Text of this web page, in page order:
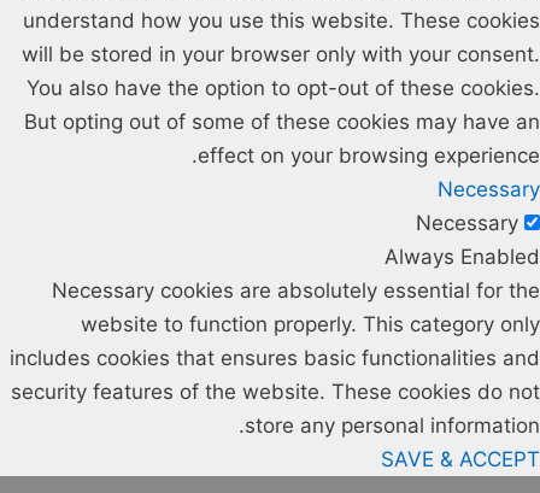
understand how you use this website. These cookies
will be stored in your browser only with your consent.
You also have the option to opt-out of these cookies.
But opting out of some of these cookies may have an
effect on your browsing experience.
Necessary
Necessary
Always Enabled
Necessary cookies are absolutely essential for the
website to function properly. This category only
includes cookies that ensures basic functionalities and
security features of the website. These cookies do not
store any personal information.
SAVE & ACCEPT